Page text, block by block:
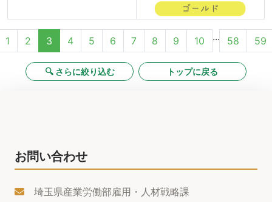
1 2 3 4 5 6 7 8 9 10 ... 58 59
🔍 さらに絞り込む トップに戻る
お問い合わせ
埼玉県産業労働部雇用・人材戦略課